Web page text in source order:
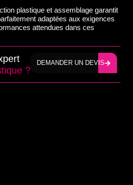
plastique et assemblage garantit
adaptées aux exigences
attendues dans ces
?
DEMANDER UN DEVIS